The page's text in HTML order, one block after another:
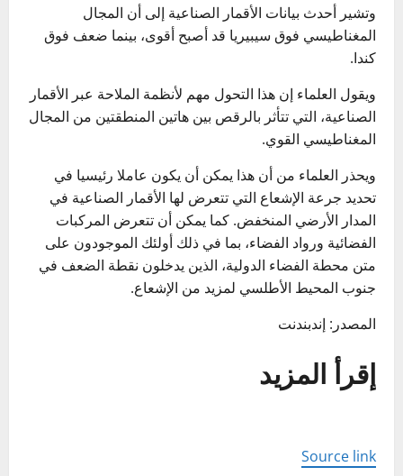
وتشير أحدث بيانات الأقمار الصناعية إلى أن المجال
المغناطيسي فوق سيبيريا قد أصبح أقوى، بينما ضعف فوق
كندا.
ويقول العلماء إن هذا التحول مهم لأنظمة الملاحة عبر الأقمار
الصناعية، التي تتأثر بالرقص بين هاتين المنطقتين من المجال
المغناطيسي القوي.
ويحذر العلماء من أن هذا يمكن أن يكون عاملا رئيسيا في
تحديد جرعة الإشعاع التي تتعرض لها الأقمار الصناعية في
المدار الأرضي المنخفض. كما يمكن أن تتعرض المركبات
الفضائية ورواد الفضاء، بما في ذلك أولئك الموجودون على
متن محطة الفضاء الدولية، الذين يدخلون نقطة الضعف في
جنوب المحيط الأطلسي لمزيد من الإشعاع.
المصدر: إندبندنت
إقرأ المزيد
Source link